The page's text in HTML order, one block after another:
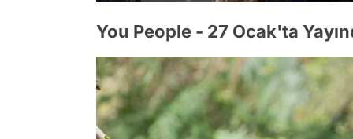
You People - 27 Ocak'ta